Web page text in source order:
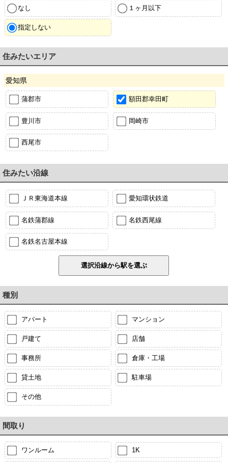
なし １ヶ月以下
指定しない
住みたいエリア
愛知県
蒲郡市 額田郡幸田町
豊川市 岡崎市
西尾市
住みたい沿線
ＪＲ東海道本線 愛知環状鉄道
名鉄蒲郡線 名鉄西尾線
名鉄名古屋本線
種別
アパート マンション
戸建て 店舗
事務所 倉庫・工場
貸土地 駐車場
その他
間取り
ワンルーム 1K